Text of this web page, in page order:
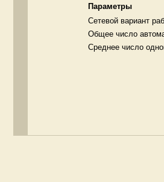
Параметры
Сетевой вариант
Общее число
Среднее число